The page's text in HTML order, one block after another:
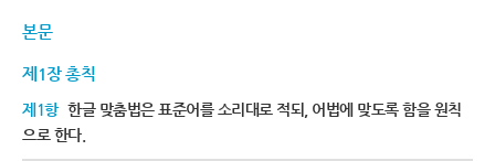
본문
제1장 총칙
제1항 한글 맞춤법은 표준어를 소리대로 적되, 어법에 맞도록 함을 원칙
으로 한다.